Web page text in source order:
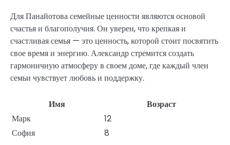
Для Панайотова семейные ценности являются основой
счастья и благополучия. Он уверен, что крепкая и
счастливая семья — это ценность, которой стоит посвятить
свое время и энергию. Александр стремится создать
гармоничную атмосферу в своем доме, где каждый член
семьи чувствует любовь и поддержку.
Имя
Возраст
Марк
12
София
8